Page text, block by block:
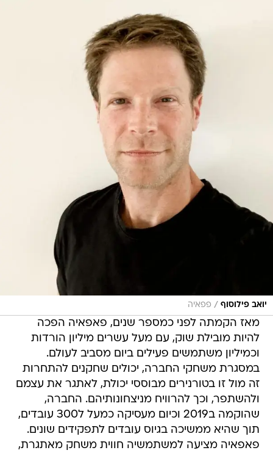
יואב פילוסוף / פפאיה
מאז הקמתה לפני כמספר שנים, פאפאיה הפכה
להיות מובילת שוק, עם מעל עשרים מיליון הורדות
וכמיליון משתמשים פעילים ביום מסביב לעולם.
במסגרת משחקי החברה, יכולים שחקנים להתחרות
זה מול זו בטורנירים מבוססי יכולת, לאתגר את עצמם
ולהשתפר, וכך להרוויח מניצחונותיהם. החברה,
שהוקמה ב2019 וכיום מעסיקה כמעל ל300 עובדים,
תוך שהיא ממשיכה בגיוס עובדים לתפקידים שונים.
פאפאיה מציעה למשתמשיה חווית משחק מאתגרת,